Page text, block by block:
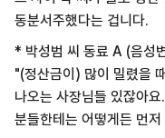
동분서주했다는 겁니다.
* 박성범 씨 동료 A (음성
"(정산금이) 많이 밀렸을
나오는 사장님들 있잖아
분들한테는 어떻게든 먼